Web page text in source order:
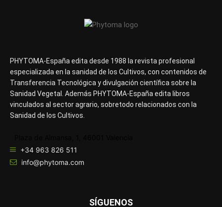
PHYTOMA-España edita desde 1988 la revista profesional
especializada en la sanidad de los Cultivos, con contenidos de
Transferencia Tecnológica y divulgación científica sobre la
Sanidad Vegetal. Además PHYTOMA-España edita libros
vinculados al sector agrario, sobretodo relacionados con la
Sanidad de los Cultivos.
+34 963 826 511
info@phytoma.com
SÍGUENOS